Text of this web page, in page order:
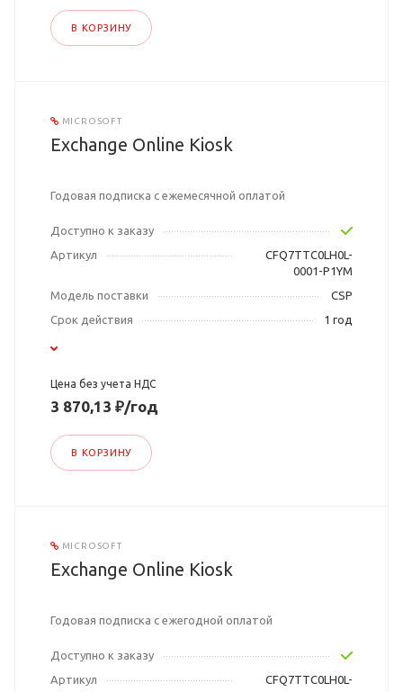
В КОРЗИНУ
MICROSOFT
Exchange Online Kiosk
Годовая подписка с ежемесячной оплатой
Доступно к заказу
Артикул
CFQ7TTC0LH0L-
0001-P1YM
Модель поставки
CSP
Срок действия
1 год
Цена без учета НДС
3 870,13 ₽/год
В КОРЗИНУ
MICROSOFT
Exchange Online Kiosk
Годовая подписка с ежегодной оплатой
Доступно к заказу
Артикул
CFQ7TTC0LH0L-